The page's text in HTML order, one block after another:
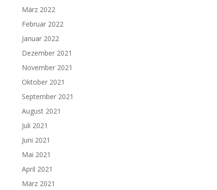
März 2022
Februar 2022
Januar 2022
Dezember 2021
November 2021
Oktober 2021
September 2021
August 2021
Juli 2021
Juni 2021
Mai 2021
April 2021
März 2021